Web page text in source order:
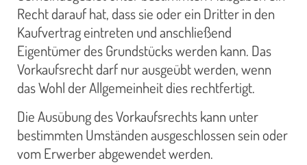
Recht darauf hat, dass sie oder ein Dritter in den
Kaufvertrag eintreten und anschließend
Eigentümer des Grundstücks werden kann. Das
Vorkaufsrecht darf nur ausgeübt werden, wenn
das Wohl der Allgemeinheit dies rechtfertigt.
Die Ausübung des Vorkaufsrechts kann unter
bestimmten Umständen ausgeschlossen sein oder
vom Erwerber abgewendet werden.